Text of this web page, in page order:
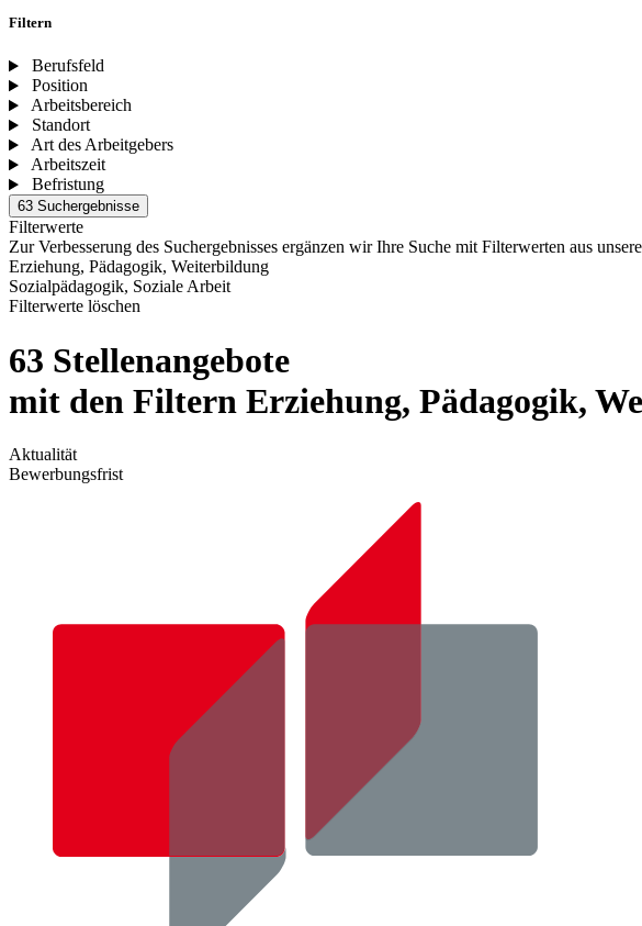
Filtern
Berufsfeld
Position
Arbeitsbereich
Standort
Art des Arbeitgebers
Arbeitszeit
Befristung
63 Suchergebnisse
Filterwerte
Zur Verbesserung des Suchergebnisses ergänzen wir Ihre Suche mit Filterwerten aus
Erziehung, Pädagogik, Weiterbildung
Sozialpädagogik, Soziale Arbeit
Filterwerte löschen
63 Stellenangebote
mit den Filtern Erziehung, Pädagogik,
Aktualität
Bewerbungsfrist